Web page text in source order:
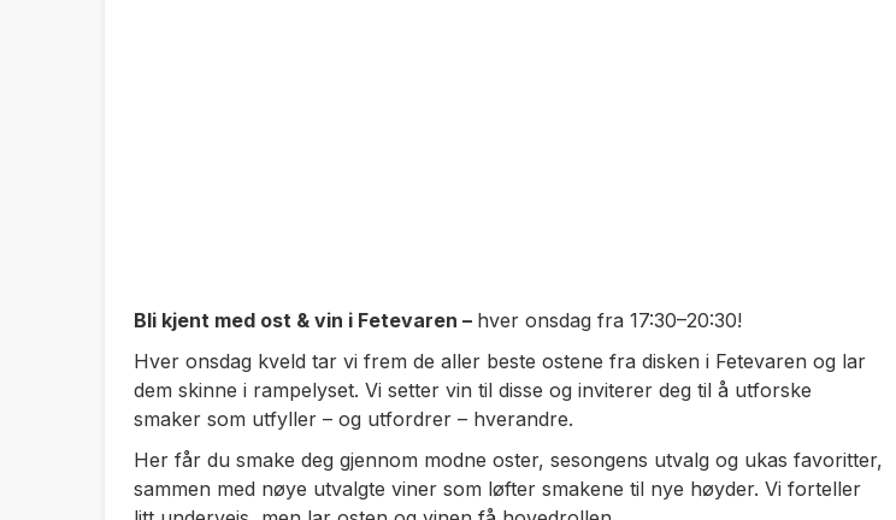
Bli kjent med ost & vin i Fetevaren – hver onsdag fra 17:30–20:30!
Hver onsdag kveld tar vi frem de aller beste ostene fra disken i Fetevaren og lar
dem skinne i rampelyset. Vi setter vin til disse og inviterer deg til å utforske
smaker som utfyller – og utfordrer – hverandre.
Her får du smake deg gjennom modne oster, sesongens utvalg og ukas favoritter,
sammen med nøye utvalgte viner som løfter smakene til nye høyder. Vi forteller